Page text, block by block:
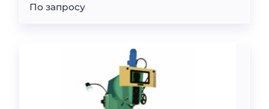
По запросу